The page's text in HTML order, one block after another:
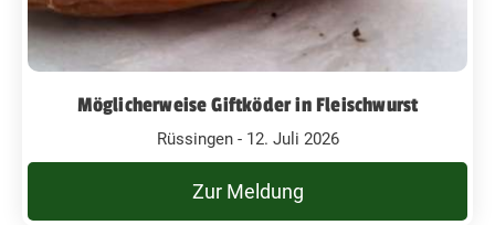
Möglicherweise Giftköder in Fleischwurst
Rüssingen - 12. Juli 2026
Zur Meldung